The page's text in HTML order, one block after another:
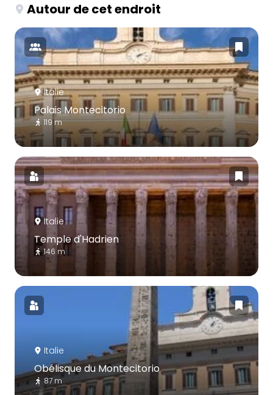
Autour de cet endroit
Italie
Palais Montecitorio
119 m
Italie
Temple d'Hadrien
146 m
Italie
Obélisque du Montecitorio
87 m